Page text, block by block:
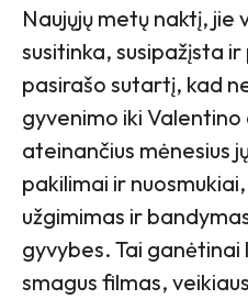
Naujųjų metų naktį, jie
susitinka, susipažįsta
pasirašo sutartį, kad
gyvenimo iki Valentino
ateinančius mėnesius
pakilimai ir
užgimimas ir
gyvybes. Tai
smagus filmas,